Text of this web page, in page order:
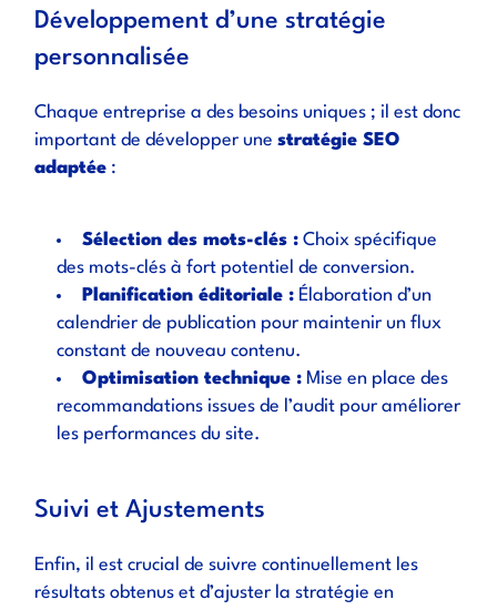
Développement d’une stratégie
personnalisée
Chaque entreprise a des besoins uniques ; il est donc
important de développer unestratégie SEO
adaptée :
Sélection des mots-clés : Choix spécifique
des mots-clés à fort potentiel de conversion.
Planification éditoriale : Élaboration d’un
calendrier de publication pour maintenir un flux
constant de nouveau contenu.
Optimisation technique : Mise en place des
recommandations issues de l’audit pour améliorer
les performances du site.
Suivi et Ajustements
Enfin, il est crucial de suivre continuellement les
résultats obtenus et d’ajuster la stratégie en